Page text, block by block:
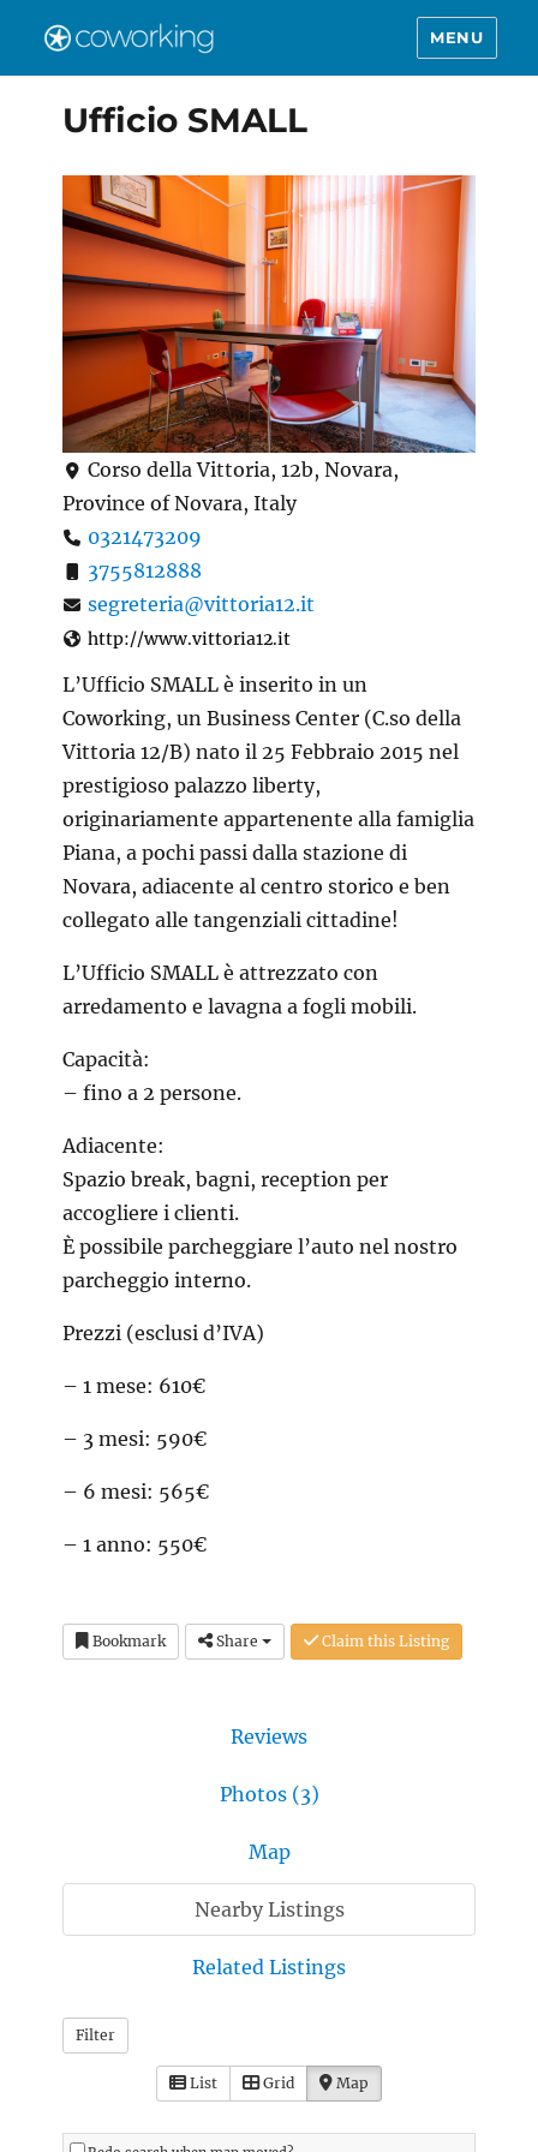
MENU
Ufficio SMALL
Corso della Vittoria, 12b, Novara,
Province of Novara, Italy
0321473209
3755812888
segreteria@vittoria12.it
http://www.vittoria12.it
L’Ufficio SMALL è inserito in un
Coworking, un Business Center (C.so della
Vittoria 12/B) nato il 25 Febbraio 2015 nel
prestigioso palazzo liberty,
originariamente appartenente alla famiglia
Piana, a pochi passi dalla stazione di
Novara, adiacente al centro storico e ben
collegato alle tangenziali cittadine!
L’Ufficio SMALL è attrezzato con
arredamento e lavagna a fogli mobili.
Capacità:
– fino a 2 persone.
Adiacente:
Spazio break, bagni, reception per
accogliere i clienti.
È possibile parcheggiare l’auto nel nostro
parcheggio interno.
Prezzi (esclusi d’IVA)
– 1 mese: 610€
– 3 mesi: 590€
– 6 mesi: 565€
– 1 anno: 550€
Bookmark Share Claim this Listing
Reviews
Photos (3)
Map
Nearby Listings
Related Listings
Filter
List Grid Map